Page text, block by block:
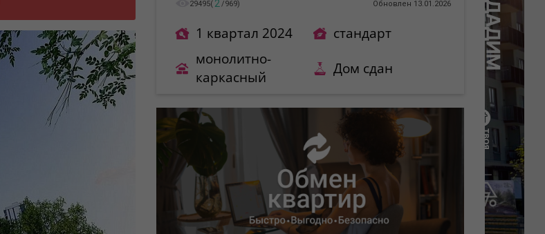
29495( 2 /969) Обновлен 13.01.2026
1 квартал 2024
стандарт
монолитно-
каркасный
Дом сдан